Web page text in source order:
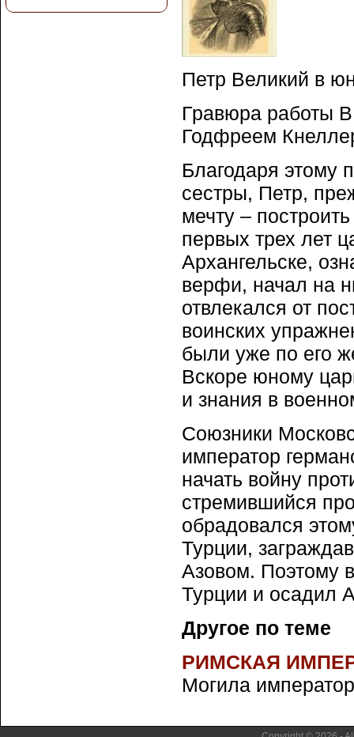
Петр Великий в
Гравюра работы
Годфреем
Благодаря этому
сестры, Петр,
мечту –
первых трех лет
Архангельске,
верфи, начал на
отвлекался от
воинских
были уже по его
Вскоре юному
и знания в
Союзники
император
начать войну
стремившийся
обрадовался
Турции,
Азовом. Поэтому
Турции и осадил
Другое по теме
РИМСКАЯ
Могила